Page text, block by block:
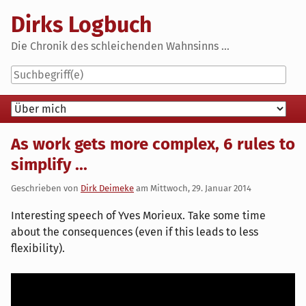
content
Dirks Logbuch
Die Chronik des schleichenden Wahnsinns ...
Navigation
As work gets more complex, 6 rules to
simplify ...
Geschrieben von Dirk Deimeke am Mittwoch, 29. Januar 2014
Interesting speech of Yves Morieux. Take some time
about the consequences (even if this leads to less
flexibility).